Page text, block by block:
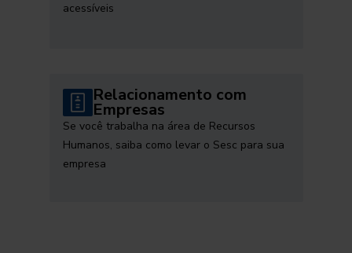
acessíveis
Relacionamento com
Empresas
Se você trabalha na área de Recursos
Humanos, saiba como levar o Sesc para sua
empresa